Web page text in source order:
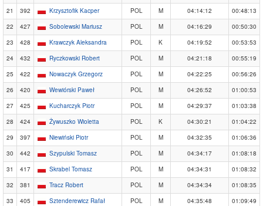
21
392 Krzysztofik Kacper POL M 04:14:12
00:48:13
22
427 Sobolewski Mariusz POL M 04:16:29
00:50:30
23
428 Krawczyk Aleksandra POL K 04:19:52
00:53:53
24
432 Ryczkowski Robert POL M 04:21:18
00:55:19
25
422 Nowaczyk Grzegorz POL M 04:22:25
00:56:26
26
420 Wewiórski Paweł POL M 04:26:52
01:00:53
27
425 Kucharczyk Piotr POL M 04:29:37
01:03:38
28
424 Żywuszko Wioletta POL K 04:30:21
01:04:22
29
397 Niewiński Piotr POL M 04:32:35
01:06:36
30
442 Szypulski Tomasz POL M 04:34:17
01:08:18
31
417 Skrabel Tomasz POL M 04:34:31
01:08:32
32
381 Tracz Robert POL M 04:34:34
01:08:35
33
405 Sztenderewicz Rafał POL M 04:35:48
01:09:49